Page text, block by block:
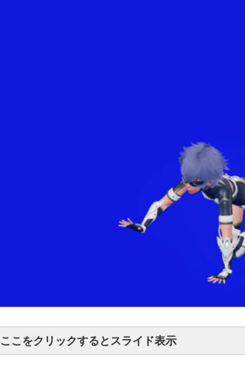
ここをクリックするとスライド表示